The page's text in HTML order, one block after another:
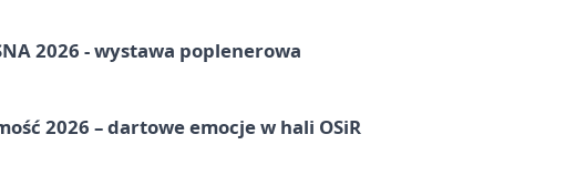
2026 - wystawa poplenerowa
2026 – dartowe emocje w hali OSiR